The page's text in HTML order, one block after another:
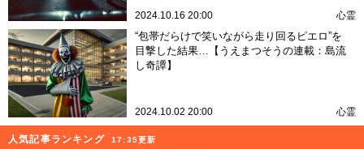
2024.10.16 20:00 心霊
“包帯だらけで笑いながら走り回るピエロ”を
目撃した結果…【うえまつそうの連載：島流
し奇譚】
2024.10.02 20:00 心霊
人気記事ランキング 17:35更新